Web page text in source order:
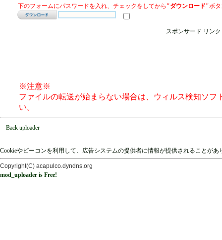
下のフォームにパスワードを入れ、チェックをしてから "ダウンロード"ボ
スポンサード リンク
※注意※
ファイルの転送が始まらない場合は、ウィルス検知ソ
い。
Back uploader
Cookieやビーコンを利用して、広告システムの提供者に情報が提供されることが
Copyright(C) acapulco.dyndns.org
mod_uploader is Free!